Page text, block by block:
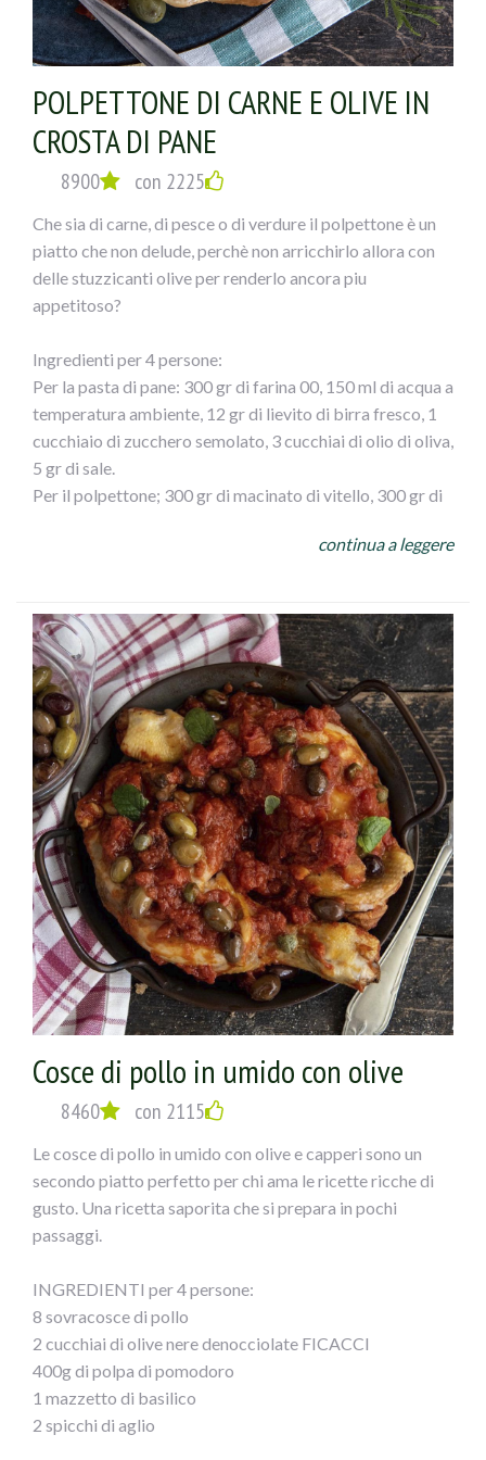
POLPETTONE DI CARNE E OLIVE IN
CROSTA DI PANE
8900 con 2225
Che sia di carne, di pesce o di verdure il polpettone è un
piatto che non delude, perchè non arricchirlo allora con
delle stuzzicanti olive per renderlo ancora piu
appetitoso?
Ingredienti per 4 persone:
Per la pasta di pane: 300 gr di farina 00, 150 ml di acqua a
temperatura ambiente, 12 gr di lievito di birra fresco, 1
cucchiaio di zucchero semolato, 3 cucchiai di olio di oliva,
5 gr di sale.
Per il polpettone; 300 gr di macinato di vitello, 300 gr di
latte, 1 uovo, 1 cucchiaio di pan grattato, 70 gr di
oliva.
Per lucidare: 1 tuorlo
Fate sciogliere il lievito nell` acqua insieme allo zucchero.
Raccogliete nella ciotola della planetaria la farina,
versate il lievito sciolto e impastate il composto. Unite
anche il sale e l` olio. Impastate per 15 minuti fino ad
ottenere un composto ben liscio. Formate una palla e
lasciatela lievitare in una ciotola leggermente unta d` olio
2 ore, coperta.
Mettete in ammollo il pan carrènel latte 5 minuti. Ponete
in una ciotola le carni macinate, aggiungete il formaggio,
l` uovo, il pane ammollato e ben strizzato sale e pepe,
Mescolate ed amalgamate bene il composto. Se dovesse
risultare troppo morbido aggiungete del pangrattato.
Tagliate a rondelle le olive verdi e unitele al composto,
impastate il tutto. Trasferite il composto su un foglio di
carta forno e formate un cilindro. Fate scaldare l` olio in
una padella e lasciatevi rosolare il polpettone su tutti i
lati 7/8 minuti. Spegnete e lasciate raffreddare.
Preriscaldate il forno a 180 °. Stendete la pasta di pane su
un foglio di carta forno leggermente infarinato allo
spessore di 3/4 mm. Mettete al centro ilpolpettone e
Ricavate dalla restante pasta delle decorazioni e
adagiatele sopra il polpettone. Spennellate il tutto con il
tuorlo sbattuto ed infornate 40 min circa. Sfornate e
servite il polpettone tiepido accompagnato con olive a
piacere.
continua a leggere
Cosce di pollo in umido con olive
8460 con 2115
Le cosce di pollo in umido con olive e capperi sono un
secondo piatto perfetto per chi ama le ricette ricche di
gusto. Una ricetta saporita che si prepara in pochi
passaggi.
INGREDIENTI per 4 persone:
8 sovracosce di pollo
2 cucchiai di olive nere denocciolate FICACCI
400g di polpa di pomodoro
1 mazzetto di basilico
2 spicchi di aglio